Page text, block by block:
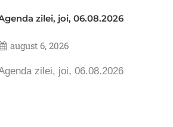
zilei, joi, 06.08.2026
august 6, 2026
zilei, joi, 06.08.2026